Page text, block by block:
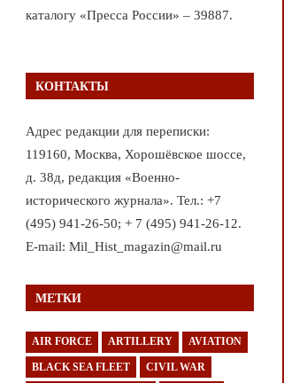
каталогу «Пресса России» – 39887.
КОНТАКТЫ
Адрес редакции для переписки:
119160, Москва, Хорошёвское шоссе,
д. 38д, редакция «Военно-
исторического журнала». Тел.: +7
(495) 941-26-50; + 7 (495) 941-26-12.
E-mail: Mil_Hist_magazin@mail.ru
МЕТКИ
AIR FORCE ARTILLERY AVIATION
BLACK SEA FLEET CIVIL WAR